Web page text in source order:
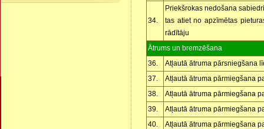
34.
Priekšrokas nedošana
tas atiet no apzīmētas
rādītāju
Ātrums un bremzēšana
36.
Atļautā ātruma pārsniegšana
37.
Atļautā ātruma pārmiegšana
38.
Atļautā ātruma pārmiegšana
39.
Atļautā ātruma pārmiegšana
40.
Atļautā ātruma pārmiegšana